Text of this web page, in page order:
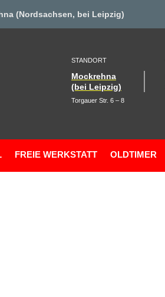
(Nordsachsen, bei Leipzig)
STANDORT
Mockrehna
(bei Leipzig)
Torgauer Str. 6 – 8
FREIE WERKSTATT OLDTIMER